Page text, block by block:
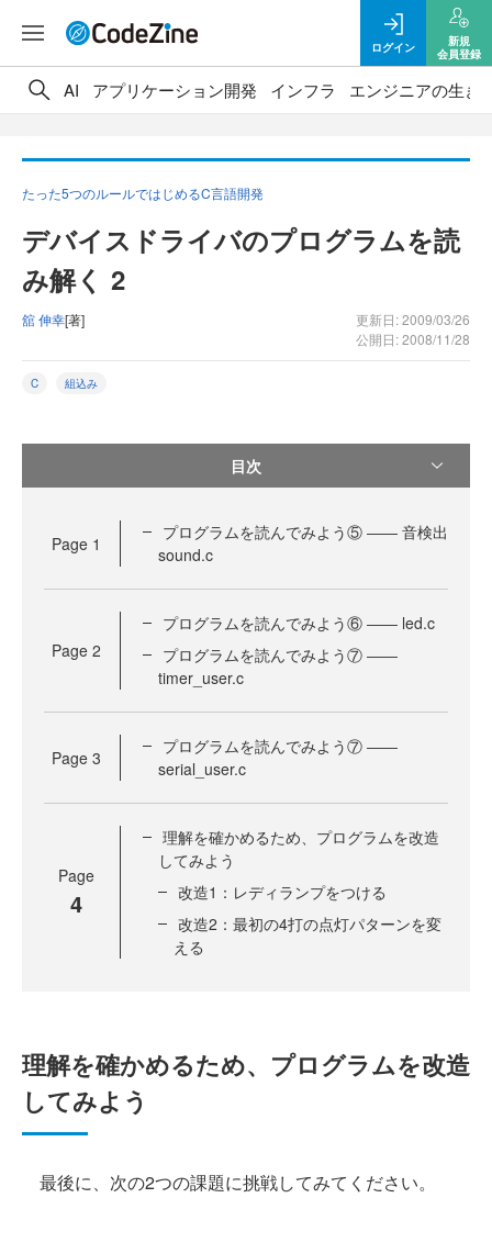
ログイン
新規
会員登録
AI アプリケーション開発 インフラ エンジニアの生き
たった5つのルールではじめるC言語開発
デバイスドライバのプログラムを読
み解く 2
舘 伸幸[著]
更新日: 2009/03/26
公開日: 2008/11/28
C 組込み
目次
Page 1
プログラムを読んでみよう⑤ ―― 音検出
sound.c
Page 2
プログラムを読んでみよう⑥ ―― led.c
プログラムを読んでみよう⑦ ――
timer_user.c
Page 3
プログラムを読んでみよう⑦ ――
serial_user.c
Page
4
理解を確かめるため、プログラムを改造
してみよう
改造1：レディランプをつける
改造2：最初の4打の点灯パターンを変
える
理解を確かめるため、プログラムを改造
してみよう
最後に、次の2つの課題に挑戦してみてください。